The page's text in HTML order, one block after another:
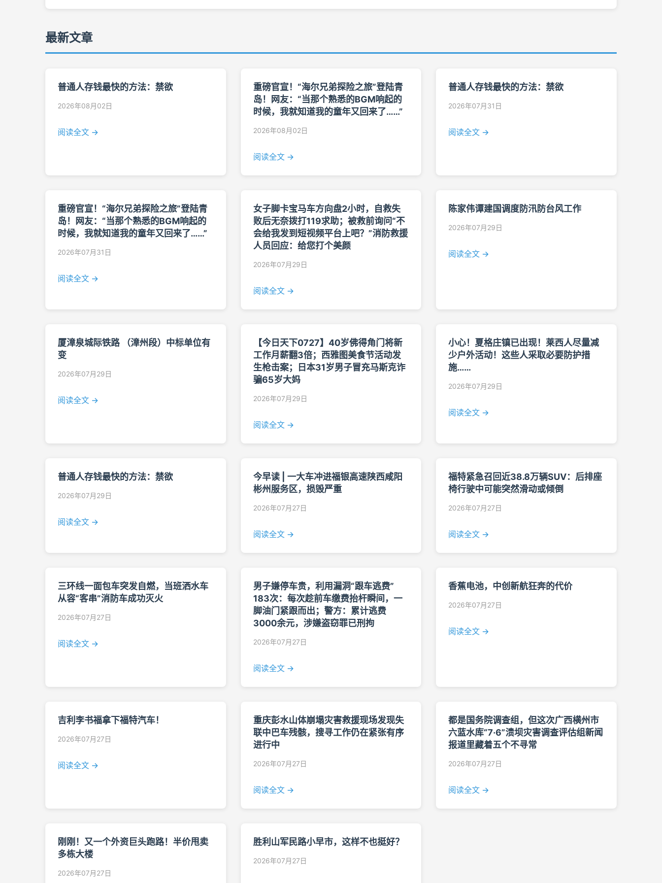
最新文章
普通人存钱最快的方法：禁欲
2026年08月02日
阅读全文 →
重磅官宣！“海尔兄弟探险之旅”登陆青
岛！网友：“当那个熟悉的BGM响起的
时候，我就知道我的童年又回来了……”
2026年08月02日
阅读全文 →
普通人存钱最快的方法：禁欲
2026年07月31日
阅读全文 →
重磅官宣！“海尔兄弟探险之旅”登陆青
岛！网友：“当那个熟悉的BGM响起的
时候，我就知道我的童年又回来了……”
2026年07月31日
阅读全文 →
女子脚卡宝马车方向盘2小时，自救失
败后无奈拨打119求助；被救前询问“不
会给我发到短视频平台上吧？”消防救援
人员回应：给您打个美颜
2026年07月29日
阅读全文 →
陈家伟谭建国调度防汛防台风工作
2026年07月29日
阅读全文 →
厦漳泉城际铁路 （漳州段）中标单位有
变
2026年07月29日
阅读全文 →
【今日天下0727】40岁佛得角门将新
工作月薪翻3倍；西雅图美食节活动发
生枪击案；日本31岁男子冒充马斯克诈
骗65岁大妈
2026年07月29日
阅读全文 →
小心！夏格庄镇已出现！莱西人尽量减
少户外活动！这些人采取必要防护措
施……
2026年07月29日
阅读全文 →
普通人存钱最快的方法：禁欲
2026年07月29日
阅读全文 →
今早读 | 一大车冲进福银高速陕西咸阳
彬州服务区，损毁严重
2026年07月27日
阅读全文 →
福特紧急召回近38.8万辆SUV：后排座
椅行驶中可能突然滑动或倾倒
2026年07月27日
阅读全文 →
三环线一面包车突发自燃，当班洒水车
从容“客串”消防车成功灭火
2026年07月27日
阅读全文 →
男子嫌停车贵，利用漏洞“跟车逃费”
183次：每次趁前车缴费抬杆瞬间，一
脚油门紧跟而出；警方：累计逃费
3000余元，涉嫌盗窃罪已刑拘
2026年07月27日
阅读全文 →
香蕉电池，中创新航狂奔的代价
2026年07月27日
阅读全文 →
吉利李书福拿下福特汽车！
2026年07月27日
阅读全文 →
重庆彭水山体崩塌灾害救援现场发现失
联中巴车残骸，搜寻工作仍在紧张有序
进行中
2026年07月27日
阅读全文 →
都是国务院调查组，但这次广西横州市
六蓝水库“7·6”溃坝灾害调查评估组新闻
报道里藏着五个不寻常
2026年07月27日
阅读全文 →
刚刚！又一个外资巨头跑路！半价甩卖
多栋大楼
2026年07月27日
胜利山军民路小早市，这样不也挺好？
2026年07月27日